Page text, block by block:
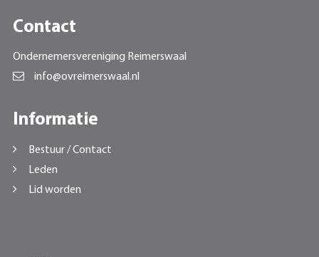
Contact
Ondernemersvereniging Reimerswaal
info@ovreimerswaal.nl
Informatie
Bestuur / Contact
Leden
Lid worden